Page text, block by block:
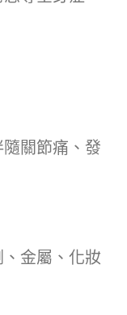
關節痛、發
金屬、化妝